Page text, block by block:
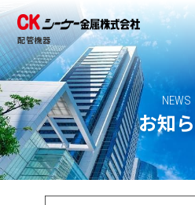
配管機器
NEWS
お知